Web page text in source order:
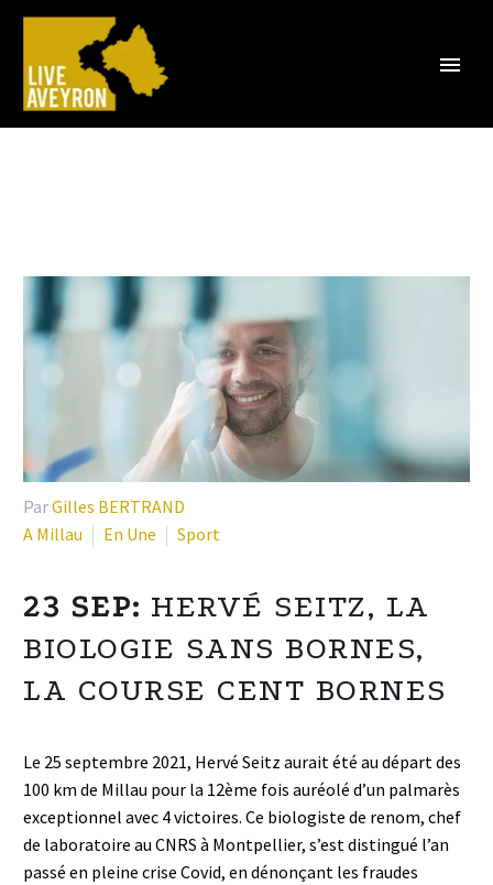
ParGilles BERTRAND
A Millau
En Une Sport
23 SEP: HERVÉ SEITZ, LA
BIOLOGIE SANS BORNES,
LA COURSE CENT BORNES
Le 25 septembre 2021, Hervé Seitz aurait été au départ des
100 km de Millau pour la 12ème fois auréolé d’un palmarès
exceptionnel avec 4 victoires. Ce biologiste de renom, chef
de laboratoire au CNRS à Montpellier, s’est distingué l’an
passé en pleine crise Covid, en dénonçant les fraudes